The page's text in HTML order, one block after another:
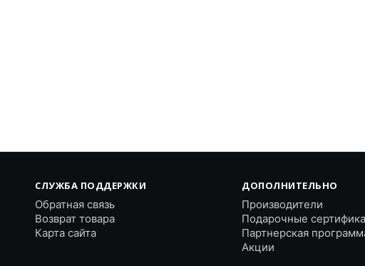
СЛУЖБА ПОДДЕРЖКИ
Обратная связь
Возврат товара
Карта сайта
ДОПОЛНИТЕЛЬНО
Производители
Подарочные
Партнерская
Акции